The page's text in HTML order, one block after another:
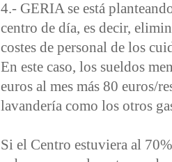
4.- GERIA se está
centro de día, es decir,
costes de personal de los
En este caso, los sueldos
euros al mes más 80 euros/
lavandería como los otros
Si el Centro estuviera al